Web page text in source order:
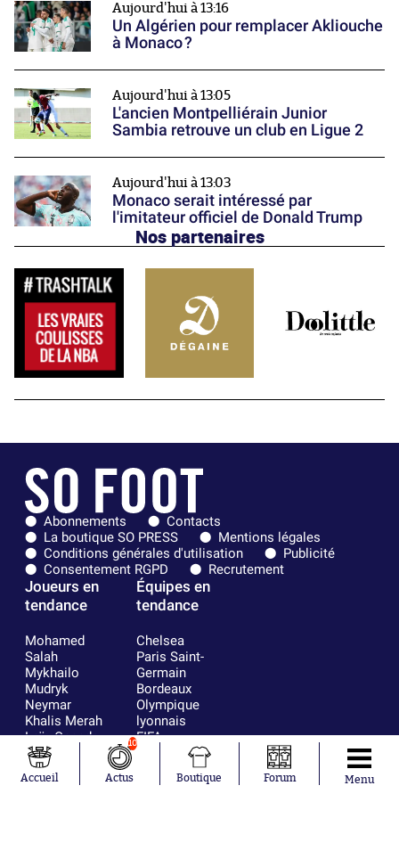
Aujourd'hui à 13:16
Un Algérien pour remplacer Akliouche
à Monaco ?
Aujourd'hui à 13:05
L'ancien Montpelliérain Junior
Sambia retrouve un club en Ligue 2
Aujourd'hui à 13:03
Monaco serait intéressé par
l'imitateur officiel de Donald Trump
Nos partenaires
Abonnements
Contacts
La boutique SO PRESS
Mentions légales
Conditions générales d'utilisation
Publicité
Consentement RGPD
Recrutement
Joueurs en
tendance
Mohamed
Salah
Mykhailo
Mudryk
Neymar
Khalis Merah
Loïs Openda
Moussa
Niakhaté
Nicolás
Équipes en
tendance
Chelsea
Paris Saint-
Germain
Bordeaux
Olympique
lyonnais
FIFA
Real Madrid
RC Strasbourg
AC Milan
Accueil
10
Actus Boutique Forum Menu